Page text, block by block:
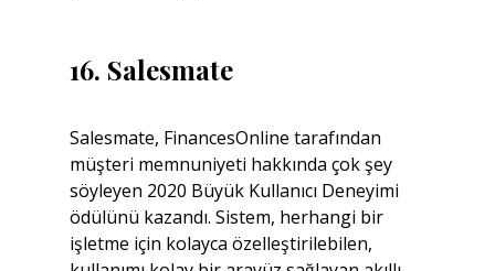
16. Salesmate
Salesmate, FinancesOnline tarafından
müşteri memnuniyeti hakkında çok şey
söyleyen 2020 Büyük Kullanıcı Deneyimi
ödülünü kazandı. Sistem, herhangi bir
işletme için kolayca özelleştirilebilen,